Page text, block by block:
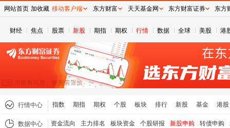
财经 焦点 股票 新股 期指 期权 行情 数据 全球 美股 港
行情中心 指数 期指 期权 个股 板块 排行 新股 基金 港股
数据中心 资金流向 主力排名 板块资金 个股研报 新股申购 转债申购
网站首页 加收藏 移动客户端 东方财富 天天基金网 东方财富证券 东方